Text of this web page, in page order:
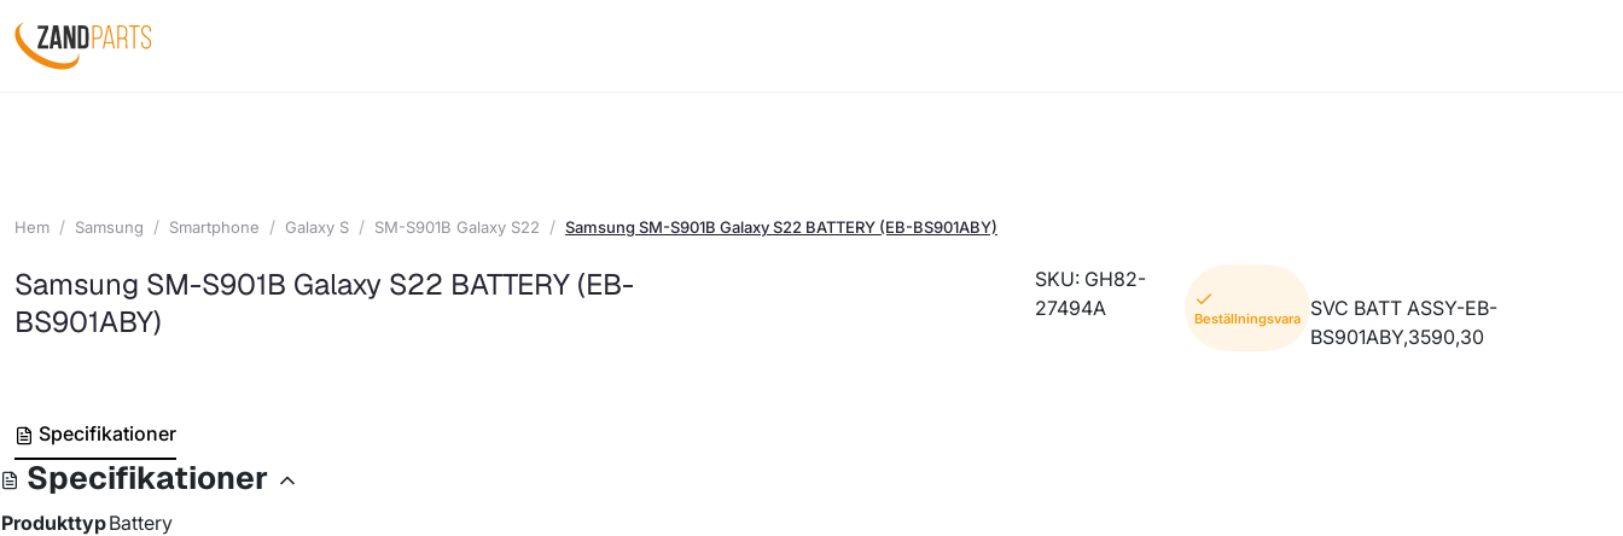
Hem Samsung Smartphone Galaxy S SM-S901B Galaxy S22 Samsung SM-S901B Galaxy S22 BATTERY (EB-BS901ABY)
Samsung SM-S901B Galaxy S22 BATTERY (EB-
BS901ABY)
SKU: GH82-
27494A
Beställningsvara
SVC BATT ASSY-EB-
BS901ABY,3590,30
Specifikationer
Specifikationer
ProdukttypBattery